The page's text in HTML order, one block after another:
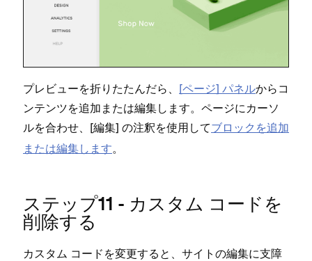
プレビ⁠ュ⁠ーを折りたたんだら⁠、 [⁠ペ⁠ージ⁠] パネルからコ
ンテンツを追加または編集します⁠。ペ⁠ージにカ⁠ーソ
ルを合わせ⁠、[⁠編集⁠] の注釈を使用してブロ⁠ックを追加
または編集します⁠。
ステ⁠ップ11 - カスタム コ⁠ードを
削除する
カスタム コ⁠ードを変更すると⁠、サイトの編集に支障